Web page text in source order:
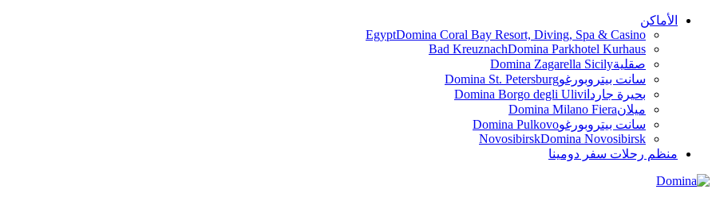
الأماكن
EgyptDomina Coral Bay Resort, Diving, Spa & Casino
Bad KreuznachDomina Parkhotel Kurhaus
صقليةDomina Zagarella Sicily
سانت بيتروبورغوDomina St. Petersburg
بحيرة جاردا Domina Borgo degli Ulivi
ميلانDomina Milano Fiera
سانت بيتروبورغوDomina Pulkovo
NovosibirskDomina Novosibirsk
منظم رحلات سفر دومينا